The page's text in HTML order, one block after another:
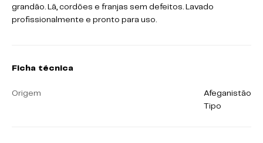
grandão. Lã, cordões e franjas sem defeitos. Lavado
profissionalmente e pronto para uso.
Ficha técnica
Origem
Afeganistão
Tipo